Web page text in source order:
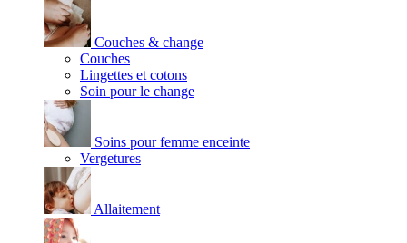
Couches & change
Couches
Lingettes et cotons
Soin pour le change
Soins pour femme enceinte
Vergetures
Allaitement